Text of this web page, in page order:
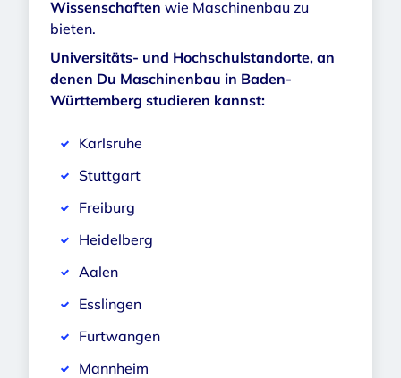
Wissenschaften wie Maschinenbau zu
bieten.
Universitäts- und Hochschulstandorte, an
denen Du Maschinenbau in Baden-
Württemberg studieren kannst:
Karlsruhe
Stuttgart
Freiburg
Heidelberg
Aalen
Esslingen
Furtwangen
Mannheim